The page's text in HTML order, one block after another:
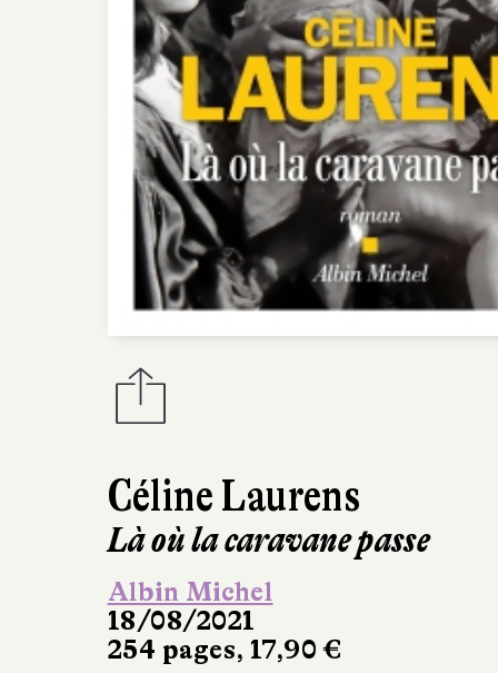
Céline Laurens
Là où la caravane passe
Albin Michel
18/08/2021
254 pages, 17,90 €